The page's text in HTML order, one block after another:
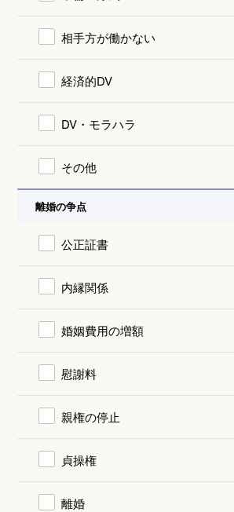
相手方が働かない
経済的DV
DV・モラハラ
その他
離婚の争点
公正証書
内縁関係
婚姻費用の増額
慰謝料
親権の停止
貞操権
離婚